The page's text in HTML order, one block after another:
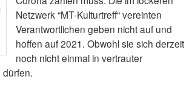
Netzwerk “MT-Kulturtreff“ vereinten
Verantwortlichen geben nicht auf und
hoffen auf 2021. Obwohl sie sich derzeit
noch nicht einmal in vertrauter